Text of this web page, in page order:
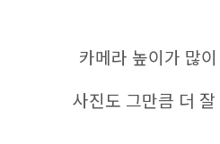
카메라 높이가 많
사진도 그만큼 더